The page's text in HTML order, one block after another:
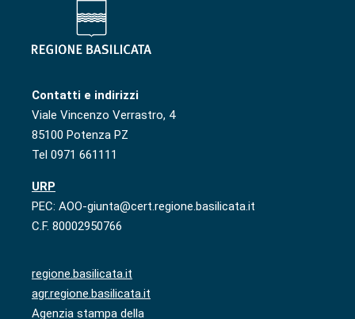
Contatti e indirizzi
Viale Vincenzo Verrastro, 4
85100 Potenza PZ
Tel 0971 661111
URP
PEC: AOO-giunta@cert.regione.basilicata.it
C.F. 80002950766
regione.basilicata.it
agr.regione.basilicata.it
Agenzia stampa della